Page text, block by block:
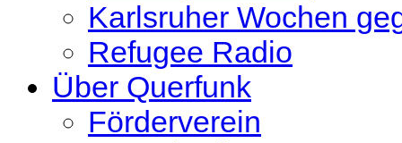
Karlsruher Wochen
Refugee Radio
Über Querfunk
Förderverein